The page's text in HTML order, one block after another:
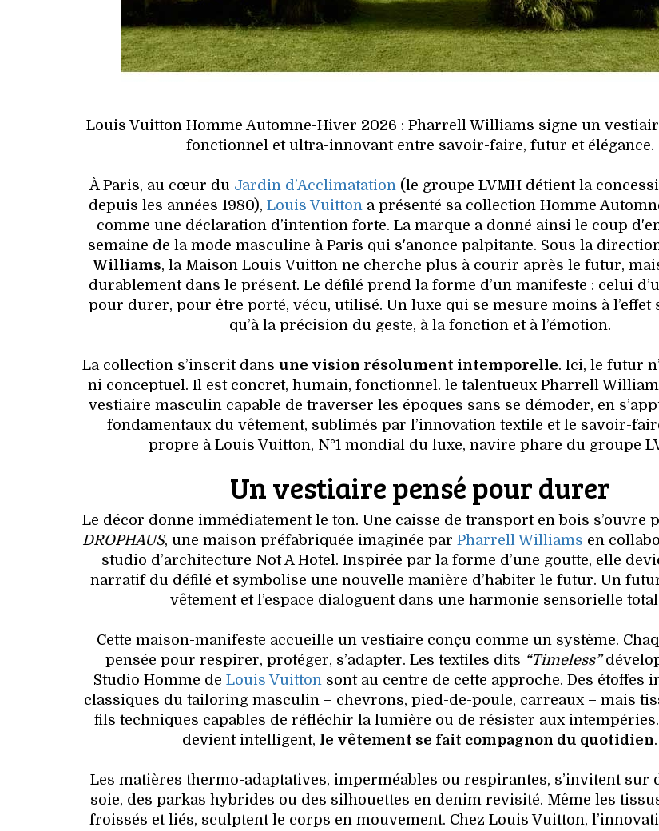
Louis Vuitton Homme Automne-Hiver 2026 : Pharrell Williams signe un
fonctionnel et ultra-innovant entre savoir-faire, futur et élégance.
À Paris, au cœur du Jardin d’Acclimatation (le groupe LVMH détient la
depuis les années 1980),Louis Vuitton a présenté sa collection Homme
comme une déclaration d’intention forte. La marque a donné ainsi le coup
semaine de la mode masculine à Paris qui s'anonce palpitante. Sous la
Williams, la Maison Louis Vuitton ne cherche plus à courir après le futur,
durablement dans le présent. Le défilé prend la forme d’un manifeste : celui
pour durer, pour être porté, vécu, utilisé. Un luxe qui se mesure moins à l’effet
qu’à la précision du geste, à la fonction et à l’émotion.
La collection s’inscrit dansune vision résolument intemporelle. Ici, le futur
ni conceptuel. Il est concret, humain, fonctionnel. le talentueux Pharrell
vestiaire masculin capable de traverser les époques sans se démoder, en
fondamentaux du vêtement, sublimés par l’innovation textile et le savoir-
propre à Louis Vuitton, N°1 mondial du luxe, navire phare du groupe
Un vestiaire pensé pour durer
Le décor donne immédiatement le ton. Une caisse de transport en bois s’ouvre
DROPHAUS, une maison préfabriquée imaginée parPharrell Williams en
studio d’architecture Not A Hotel. Inspirée par la forme d’une goutte, elle
narratif du défilé et symbolise une nouvelle manière d’habiter le futur. Un futur
vêtement et l’espace dialoguent dans une harmonie sensorielle
Cette maison-manifeste accueille un vestiaire conçu comme un système.
pensée pour respirer, protéger, s’adapter. Les textiles dits “Timeless”
Studio Homme deLouis Vuitton sont au centre de cette approche. Des étoffes
classiques du tailoring masculin – chevrons, pied-de-poule, carreaux – mais
fils techniques capables de réfléchir la lumière ou de résister aux
devient intelligent, le vêtement se fait compagnon du quotidien.
Les matières thermo-adaptatives, imperméables ou respirantes, s’invitent sur
soie, des parkas hybrides ou des silhouettes en denim revisité. Même les
froissés et liés, sculptent le corps en mouvement. Chez Louis Vuitton,